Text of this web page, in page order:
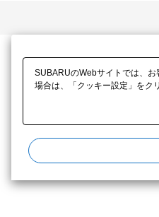
SUBARUのWebサイトでは、
場合は、「クッキー設定」をク